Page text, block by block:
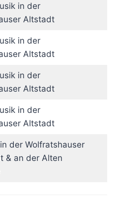
in der
Altstadt
in der
Altstadt
in der
Altstadt
in der
Altstadt
der Wolfratshauser
& an der Alten